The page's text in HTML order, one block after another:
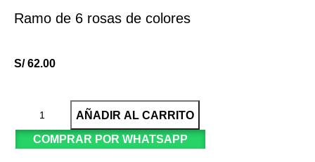
Ramo de 6 rosas de colores
S/62.00
AÑADIR AL CARRITO
COMPRAR POR WHATSAPP